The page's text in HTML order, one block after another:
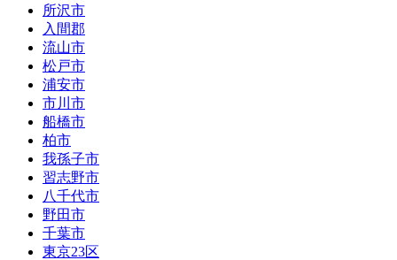
所沢市
入間郡
流山市
松戸市
浦安市
市川市
船橋市
柏市
我孫子市
習志野市
八千代市
野田市
千葉市
東京23区